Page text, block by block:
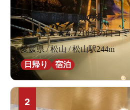
伊予の湯治場 喜助の湯
★★★★★4.7210件の口コミ
愛媛県 / 松山 / 松山駅244m
日帰り
宿泊
2